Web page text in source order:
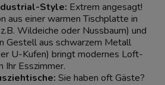
Style: Extrem angesagt!
aus einer warmen Tischplatte in
Wildeiche oder Nussbaum) und
Gestell aus schwarzem Metall
U-Kufen) bringt modernes Loft-
Ihr Esszimmer.
Sie haben oft Gäste?